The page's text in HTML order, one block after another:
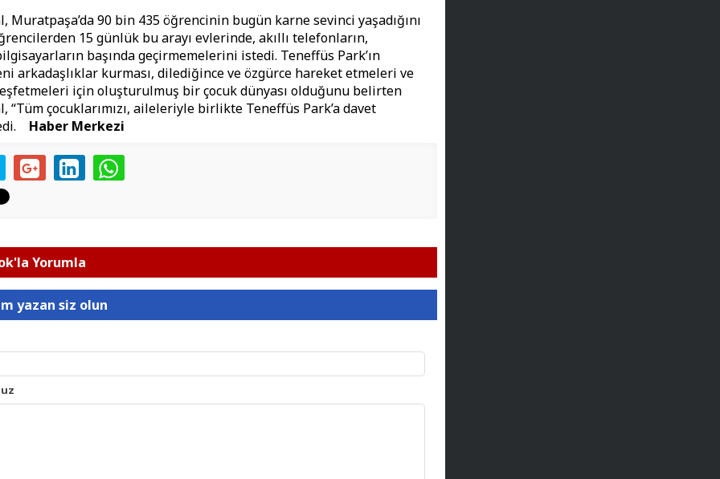
Muratpaşa’da 90 bin 435 öğrencinin bugün karne sevinci yaşadığını
15 günlük bu arayı evlerinde, akıllı telefonların,
başında geçirmemelerini istedi. Teneffüs Park’ın
arkadaşlıklar kurması, dilediğince ve özgürce hareket etmeleri ve
için oluşturulmuş bir çocuk dünyası olduğunu belirten
“Tüm çocuklarımızı, aileleriyle birlikte Teneffüs Park’a davet
Haber Merkezi
Yorumla
yazan siz olun